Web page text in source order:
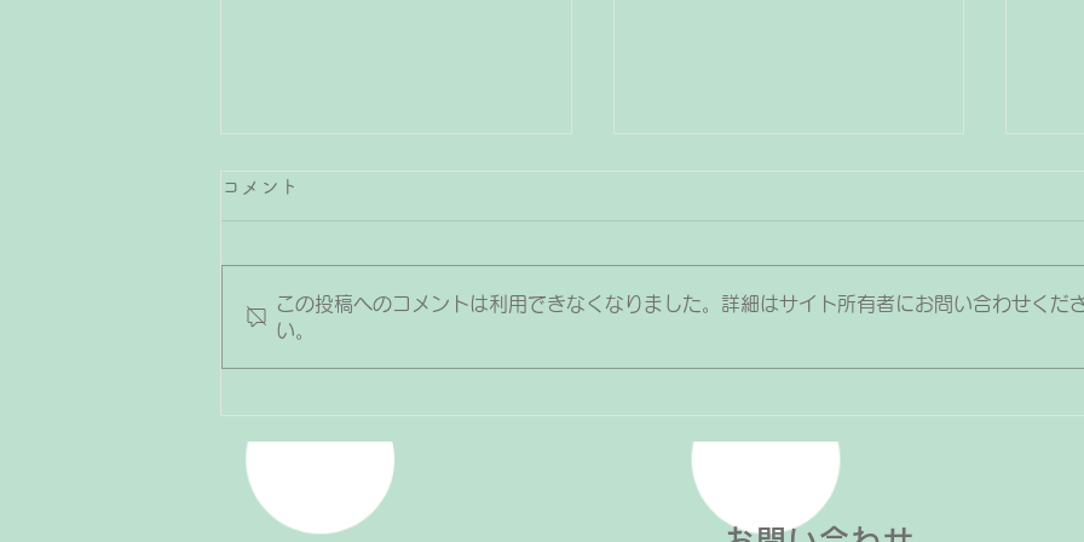
良い？
時や曲が合格した時、発表会やコ
「ご褒美やプレゼントをあげるべ
ゼントはうまく活用していただい
てOK」と考えています。そのた
は、
る月
す
と
コメント
この投稿へのコメントは利用できなくなりました。詳細はサイト所有者にお問い合わせくだ
い。